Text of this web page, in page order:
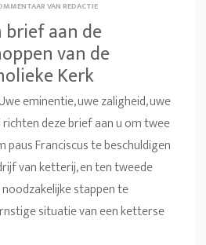
VAN REDACTIE
brief aan de
van de
Kerk
eminentie, uwe zaligheid, uwe
deze brief aan u om twee
Franciscus te beschuldigen
van ketterij, en ten tweede
stappen te
situatie van een ketterse